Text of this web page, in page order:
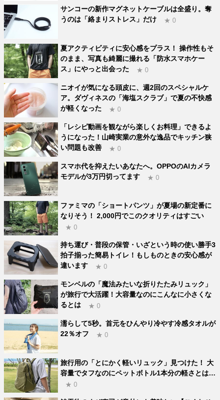
サンコーの新作マグネットケーブルは全盛り。奪
うのは「絡まりストレス」だけ
★ 0
夏アクティビティに安心感をプラス！ 操作性もそ
のまま、写真も綺麗に撮れる「防水スマホケー
ス」にやっと出会った
★ 0
ニオイが気になる頭皮に、週2回のスペシャルケ
ア。ダヴィネスの「海塩スクラブ」で夏の不快感
が軽くなった
★ 0
「レシピ動画を観ながら楽しくお料理」できるよ
うになった！山崎実業の意外な逸品でキッチン狭
い問題も改善
★ 0
スマホ代を抑えたいあなたへ。OPPOのAIカメラ
モデルが3万円切ってます
★ 0
ファミマの「ショートパンツ」が夏場の新定番に
なりそう！ 2,000円でこのクオリティはすごい
★ 0
持ち運び・普段の保管・いざという時の使い勝手3
拍子揃った簡易トイレ！もしものときの安心感が
違います
★ 0
モンベルの「魔法みたいな折りたたみリュック」
が旅行で大活躍！大容量なのにこんなに小さくな
るとは
★ 0
濡らして5秒。首元をひんやり冷やす冷感タオルが
22％オフ
★ 0
旅行用の「とにかく軽いリュック」見つけた！ 大
容量でタフなのにペットボトル1本分の軽さとは…
★ 0